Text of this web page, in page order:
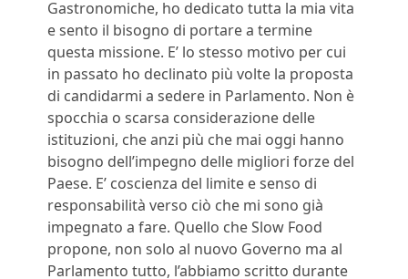
Gastronomiche, ho dedicato tutta la mia vita
e sento il bisogno di portare a termine
questa missione. E’ lo stesso motivo per cui
in passato ho declinato più volte la proposta
di candidarmi a sedere in Parlamento. Non è
spocchia o scarsa considerazione delle
istituzioni, che anzi più che mai oggi hanno
bisogno dell’impegno delle migliori forze del
Paese. E’ coscienza del limite e senso di
responsabilità verso ciò che mi sono già
impegnato a fare. Quello che Slow Food
propone, non solo al nuovo Governo ma al
Parlamento tutto, l’abbiamo scritto durante